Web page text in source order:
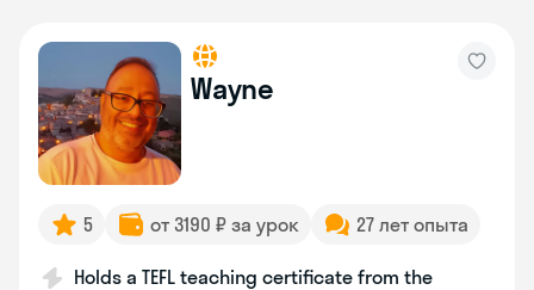
Wayne
5 от 3190 ₽ за урок 27 лет опыта
Holds a TEFL teaching certificate from the